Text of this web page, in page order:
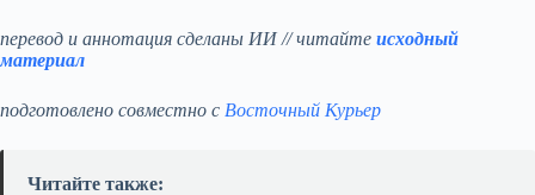
перевод и аннотация сделаны ИИ // читайте исходный
материал
подготовлено совместно с Восточный Курьер
Читайте также: